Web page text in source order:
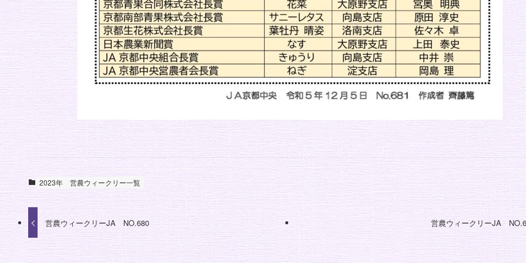
2023年 営農ウィークリー一覧
営農ウィークリーJA NO.680 営農ウィークリーJA